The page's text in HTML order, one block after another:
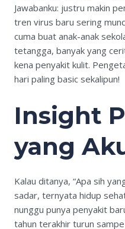
Jawabanku: justru makin
tren virus baru sering
cuma buat anak-anak
tetangga, banyak yang
kena penyakit kulit.
hari paling basic sekalipun!
Insight
yang
Kalau ditanya, “Apa sih
sadar, ternyata hidup
nunggu punya penyakit
tahun terakhir turun sampe